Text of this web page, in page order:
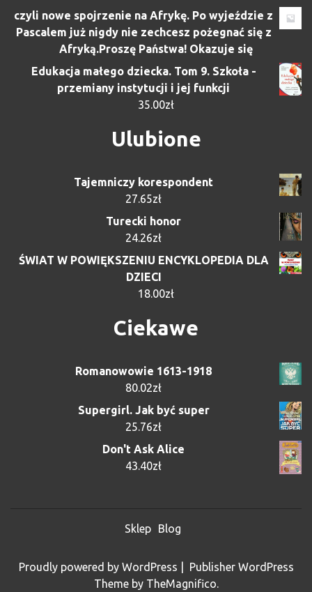
czyli nowe spojrzenie na Afrykę. Po wyjeździe z
Pascalem już nigdy nie zechcesz pożegnać się z
Afryką.Proszę Państwa! Okazuje się
Edukacja małego dziecka. Tom 9. Szkoła -
przemiany instytucji i jej funkcji
35.00zł
Ulubione
Tajemniczy korespondent
27.65zł
Turecki honor
24.26zł
ŚWIAT W POWIĘKSZENIU ENCYKLOPEDIA DLA
DZIECI
18.00zł
Ciekawe
Romanowowie 1613-1918
80.02zł
Supergirl. Jak być super
25.76zł
Don't Ask Alice
43.40zł
Sklep Blog
Proudly powered by WordPress
Publisher WordPress
Theme by TheMagnifico.